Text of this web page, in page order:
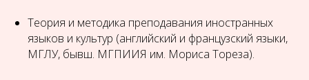
Теория и методика преподавания иностранных
языков и культур (английский и французский языки,
МГЛУ, бывш. МГПИИЯ им. Мориса Тореза).